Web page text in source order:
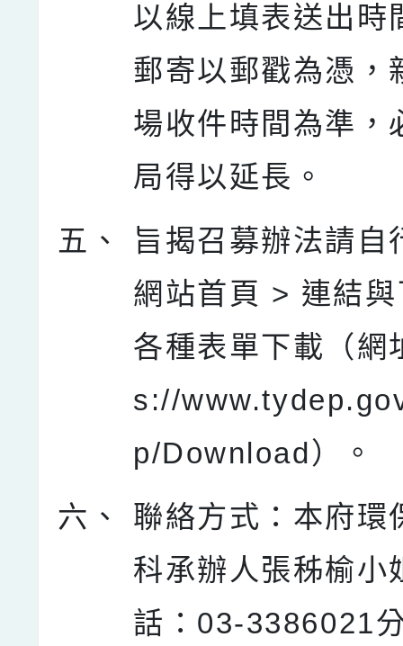
以線上填表送出時
郵寄以郵戳為憑，
場收件時間為準，
局得以延長。
五、
旨揭召募辦法請自
網站首頁 > 連結
各種表單下載（網
s://
p/Download）。
六、
聯絡方式：本府環
科承辦人張秭榆小
話：03-3386021